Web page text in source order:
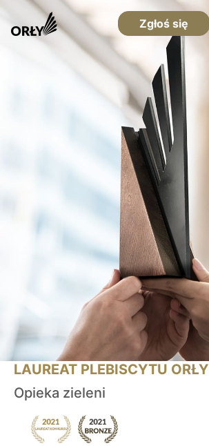
Zgłoś się
LAUREAT PLEBISCYTU ORŁY
Opieka zieleni